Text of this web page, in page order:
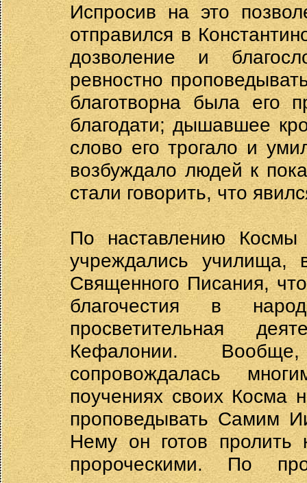
Испросив на это
отправился в
дозволение и
ревностно
благотворна была его
благодати; дышавшее
слово его трогало и
возбуждало людей к
стали говорить, что
По наставлению
учреждались училища,
Священного Писания,
благочестия в
просветительная
Кефалонии.
сопровождалась
поучениях своих Косма
проповедывать Самим
Нему он готов пролить
пророческими. По